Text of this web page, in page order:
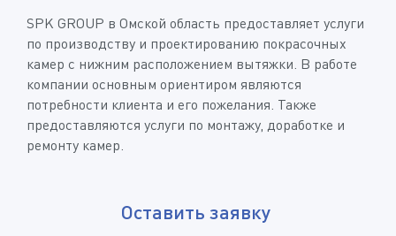
SPK GROUP в Омской область предоставляет услуги
по производству и проектированию покрасочных
камер с нижним расположением вытяжки. В работе
компании основным ориентиром являются
потребности клиента и его пожелания. Также
предоставляются услуги по монтажу, доработке и
ремонту камер.
Оставить заявку